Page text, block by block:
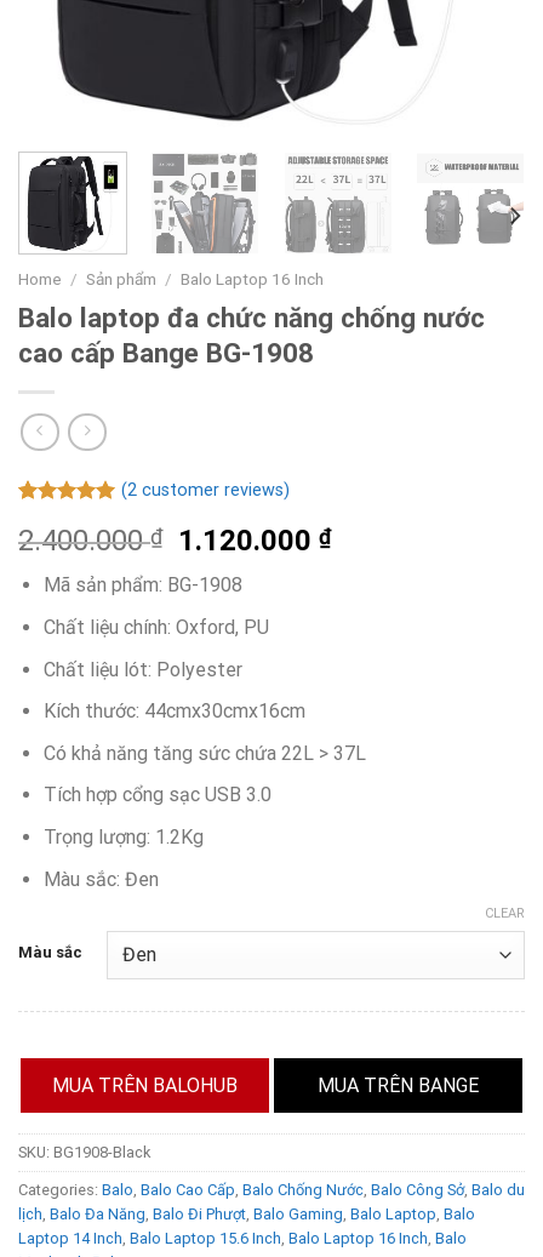
Home / Sản phẩm / Balo Laptop 16 Inch
Balo laptop đa chức năng chống nước
cao cấp Bange BG-1908
out of 5
customer
ratings
(2customer reviews)
2.400.000₫ 1.120.000₫
Mã sản phẩm: BG-1908
Chất liệu chính: Oxford, PU
Chất liệu lót: Polyester
Kích thước: 44cmx30cmx16cm
Có khả năng tăng sức chứa 22L > 37L
Tích hợp cổng sạc USB 3.0
Trọng lượng: 1.2Kg
Màu sắc: Đen
Màu sắc
CLEAR
MUA TRÊN BALOHUB MUA TRÊN BANGE
SKU: BG1908-Black
Categories: Balo, Balo Cao Cấp, Balo Chống Nước, Balo Công Sở, Balo du
lịch, Balo Đa Năng, Balo Đi Phượt, Balo Gaming, Balo Laptop, Balo
Laptop 14 Inch, Balo Laptop 15.6 Inch, Balo Laptop 16 Inch, Balo